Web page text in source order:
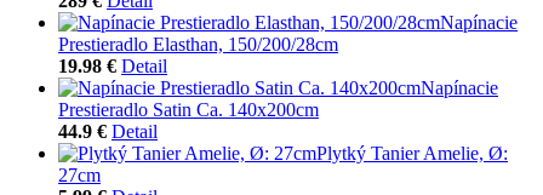
Napínacie
Prestieradlo Elasthan, 150/200/28cm
19.98 € Detail
Napínacie
Prestieradlo Satin Ca. 140x200cm
44.9 € Detail
Plytký Tanier Amelie, Ø:
27cm